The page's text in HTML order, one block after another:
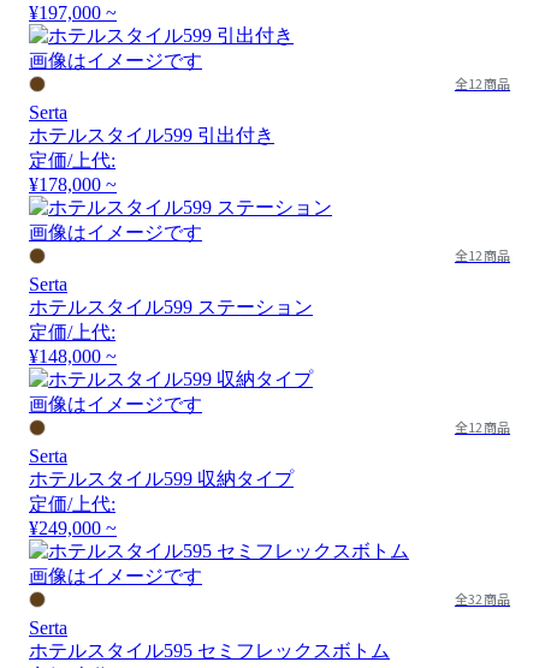
¥197,000 ~
画像はイメージです
全12商品
Serta
ホテルスタイル599 引出付き
定価/上代:
¥178,000 ~
画像はイメージです
全12商品
Serta
ホテルスタイル599 ステーション
定価/上代:
¥148,000 ~
画像はイメージです
全12商品
Serta
ホテルスタイル599 収納タイプ
定価/上代:
¥249,000 ~
画像はイメージです
全32商品
Serta
ホテルスタイル595 セミフレックスボトム